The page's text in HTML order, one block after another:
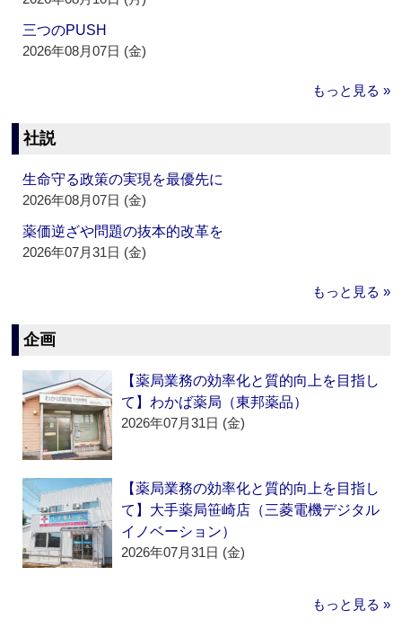
三つのPUSH
2026年08月07日 (金)
もっと見る »
社説
生命守る政策の実現を最優先に
2026年08月07日 (金)
薬価逆ざや問題の抜本的改革を
2026年07月31日 (金)
もっと見る »
企画
【薬局業務の効率化と質的向上を目指し
て】わかば薬局（東邦薬品）
2026年07月31日 (金)
【薬局業務の効率化と質的向上を目指し
て】大手薬局笹崎店（三菱電機デジタル
イノベーション）
2026年07月31日 (金)
もっと見る »